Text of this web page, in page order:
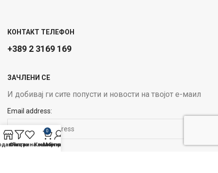
КОНТАКТ ТЕЛЕФОН
+389 2 3169 169
ЗАЧЛЕНИ СЕ
И добивај ги сите попусти и новости на твојот е-маил
Email address:
Филтри
Листа на желби
0
Кошничка
Мој профил